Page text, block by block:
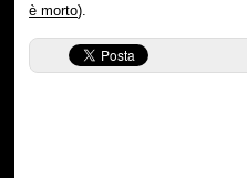
è morto).